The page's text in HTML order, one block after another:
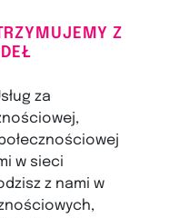
Z
za
w sieci
z nami w